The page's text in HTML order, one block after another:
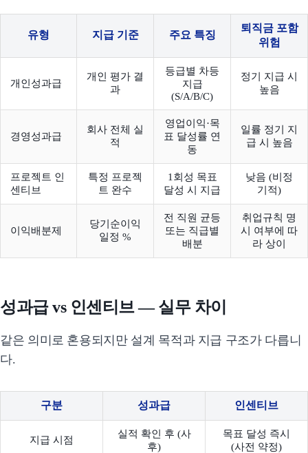
유형 지급 기준 주요 특징
퇴직금 포함
위험
개인성과급
개인 평가 결
과
등급별 차등
지급
(S/A/B/C)
정기 지급 시
높음
경영성과급
회사 전체 실
적
영업이익·목
표 달성률 연
동
일률 정기 지
급 시 높음
프로젝트 인
센티브
특정 프로젝
트 완수
1회성 목표
달성 시 지급
낮음 (비정
기적)
이익배분제
당기순이익
일정 %
전 직원 균등
또는 직급별
배분
취업규칙 명
시 여부에 따
라 상이
성과급 vs 인센티브 — 실무 차이
같은 의미로 혼용되지만 설계 목적과 지급 구조가 다릅니
다.
구분 성과급 인센티브
지급 시점
실적 확인 후 (사
후)
목표 달성 즉시
(사전 약정)